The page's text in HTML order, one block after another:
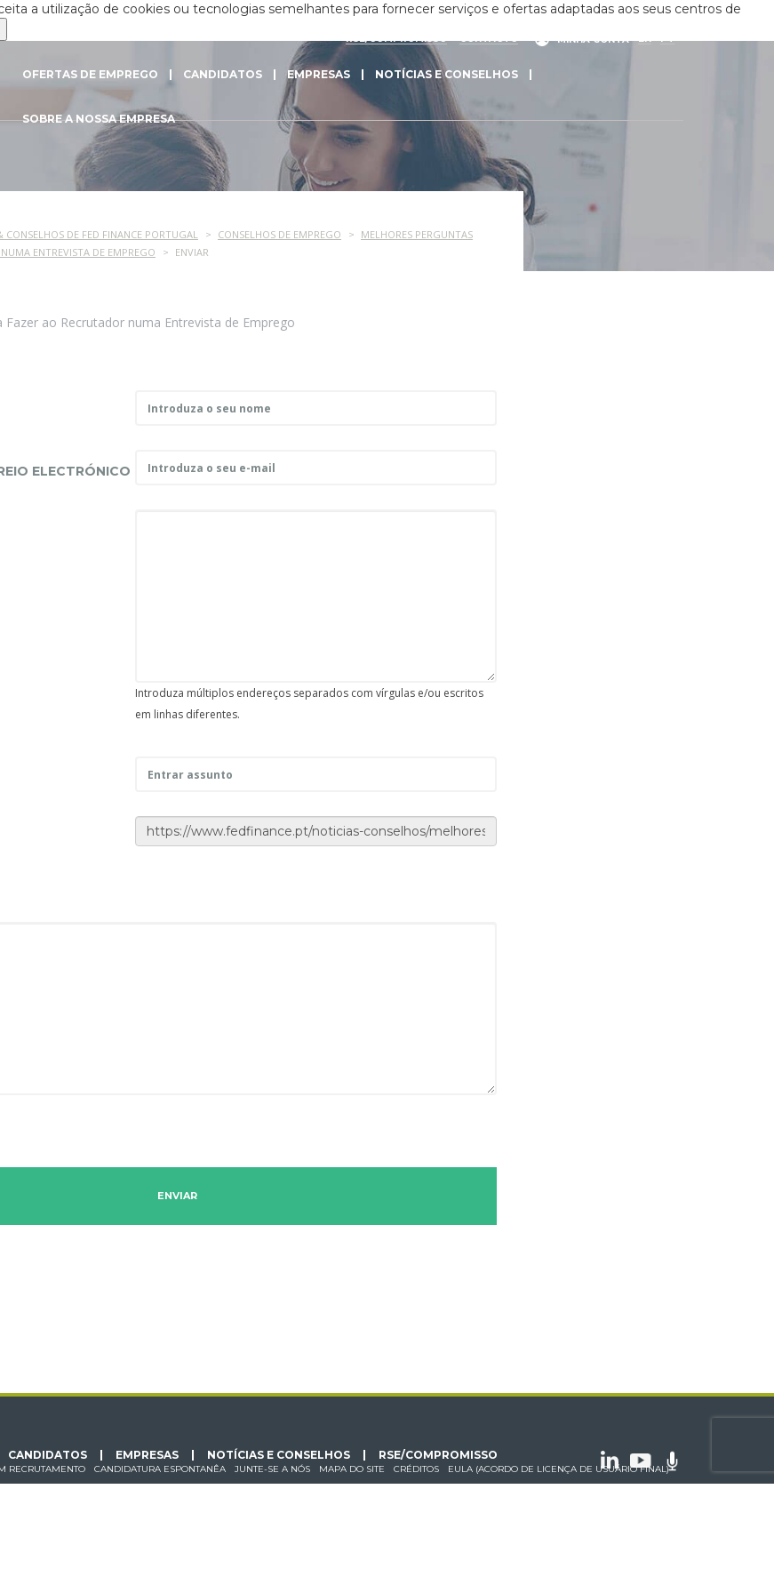
a utilização de cookies ou tecnologias semelhantes para fornecer serviços e ofertas adaptadas aos seus centros de
PT
EN
RSE/COMPROMISSO CONTACTO MINHA CONTA
OFERTAS DE EMPREGO CANDIDATOS EMPRESAS NOTÍCIAS E CONSELHOS
SOBRE A NOSSA EMPRESA
CONSELHOS DE FED FINANCE PORTUGAL CONSELHOS DE EMPREGO
MELHORES PERGUNTAS
ENTREVISTA DE EMPREGO
ENVIAR
Fazer ao Recrutador numa Entrevista de Emprego
ELECTRÓNICO
Introduza múltiplos endereços separados com vírgulas e/ou escritos
em linhas diferentes.
CANDIDATOS EMPRESAS NOTÍCIAS E CONSELHOS RSE/COMPROMISSO
RECRUTAMENTO CANDIDATURA ESPONTANÊA JUNTE-SE A NÓS MAPA DO SITE CRÉDITOS
EULA (ACORDO DE LICENÇA DE USUÁRIO FINAL)